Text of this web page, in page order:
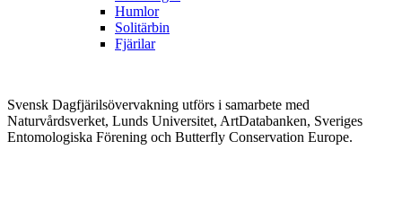
Humlor
Solitärbin
Fjärilar
Svensk Dagfjärilsövervakning utförs i samarbete med
Naturvårdsverket, Lunds Universitet, ArtDatabanken, Sveriges
Entomologiska Förening och Butterfly Conservation Europe.